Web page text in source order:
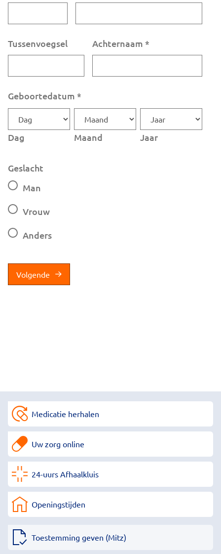
Tussenvoegsel Achternaam *
Geboortedatum *
Dag Maand Jaar
Geslacht
Man
Vrouw
Anders
Volgende
Medicatie herhalen
Uw zorg online
24-uurs Afhaalkluis
Openingstijden
Toestemming geven (Mitz)